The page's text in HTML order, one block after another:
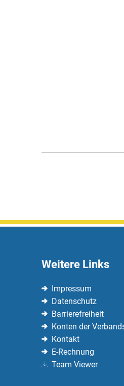
Weitere Links
Impressum
Datenschutz
Barrierefreiheit
Konten der
Kontakt
E-Rechnung
Team Viewer